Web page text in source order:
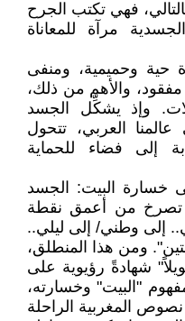
فهي تكتب الجرح
مرآة للمعاناة
حية وحميمية، ومنفى
والأهم من ذلك،
وإذ يشكِّل الجسد
العربي، تتحول
إلى فضاء للحماية
خسارة البيت: الجسد
تصرخ من أعمق نقطة
إلى وطني/ إلى ليلي..
ومن هذا المنطلق،
شهادةً رؤيوية على
"البيت" وخسارته،
المغربية الراحلة